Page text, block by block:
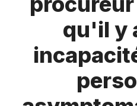
qu'il y